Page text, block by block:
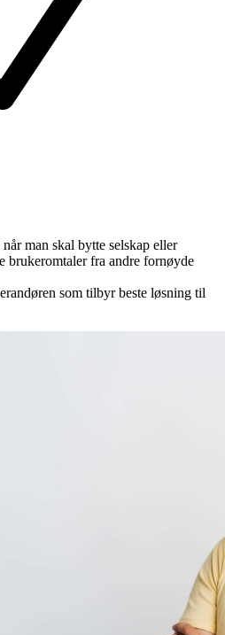
man skal bytte selskap eller
brukeromtaler fra andre fornøyde
som tilbyr beste løsning til